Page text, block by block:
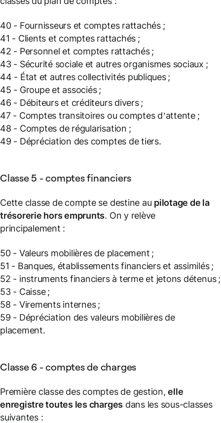
40 - Fournisseurs et comptes rattachés ;
41 - Clients et comptes rattachés ;
42 - Personnel et comptes rattachés ;
43 - Sécurité sociale et autres organismes sociaux ;
44 - État et autres collectivités publiques ;
45 - Groupe et associés ;
46 - Débiteurs et créditeurs divers ;
47 - Comptes transitoires ou comptes d’attente ;
48 - Comptes de régularisation ;
49 - Dépréciation des comptes de tiers.
Classe 5 - comptes financiers
Cette classe de compte se destine au pilotage de la
trésorerie hors emprunts. On y relève
principalement :
50 - Valeurs mobilières de placement ;
51 - Banques, établissements financiers et assimilés ;
52 - instruments financiers à terme et jetons détenus ;
53 - Caisse ;
58 - Virements internes ;
59 - Dépréciation des valeurs mobilières de
placement.
Classe 6 - comptes de charges
Première classe des comptes de gestion,elle
enregistre toutes les charges dans les sous-classes
suivantes :